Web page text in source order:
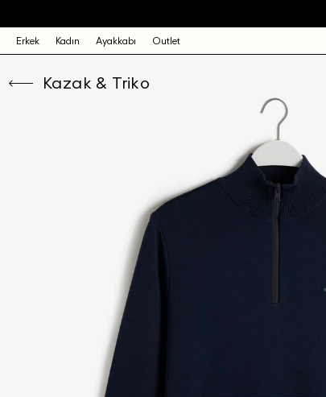
Erkek Kadın Ayakkabı Outlet
Kazak & Triko